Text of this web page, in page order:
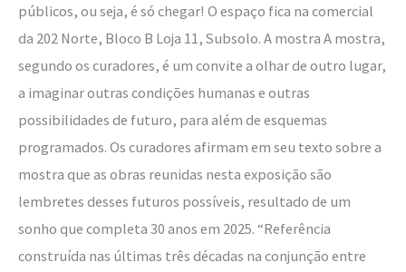
públicos, ou seja, é só chegar! O espaço fica na comercial
da 202 Norte, Bloco B Loja 11, Subsolo. A mostra A mostra,
segundo os curadores, é um convite a olhar de outro lugar,
a imaginar outras condições humanas e outras
possibilidades de futuro, para além de esquemas
programados. Os curadores afirmam em seu texto sobre a
mostra que as obras reunidas nesta exposição são
lembretes desses futuros possíveis, resultado de um
sonho que completa 30 anos em 2025. “Referência
construída nas últimas três décadas na conjunção entre